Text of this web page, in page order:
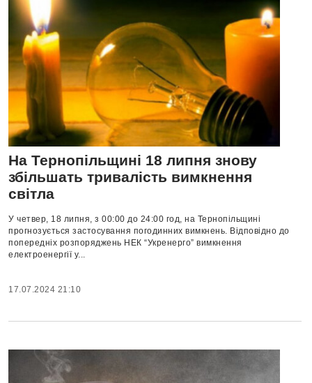
На Тернопільщині 18 липня знову
збільшать тривалість вимкнення
світла
У четвер, 18 липня, з 00:00 до 24:00 год, на Тернопільщині
прогнозується застосування погодинних вимкнень. Відповідно до
попередніх розпоряджень НЕК “Укренерго” вимкнення
електроенергії у...
17.07.2024 21:10